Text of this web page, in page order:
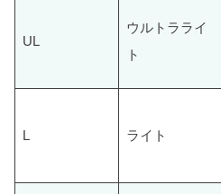
UL
ウルトラライ
ト
L ライト